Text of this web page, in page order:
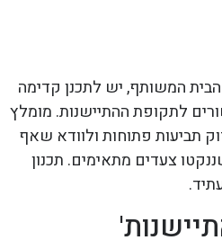
המשותף, יש לתכנן קדימה
לתקופת ההתיישנות. מומלץ
תביעות פתוחות ולוודא שאף
צעדים מתאימים. תכנון